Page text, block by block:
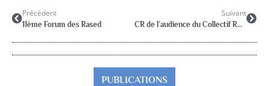
Précédent
11ème Forum des Rased
Suivant
CR de l’audience du Collectif RASED au MEN le 18 janvier 2023
PUBLICATIONS